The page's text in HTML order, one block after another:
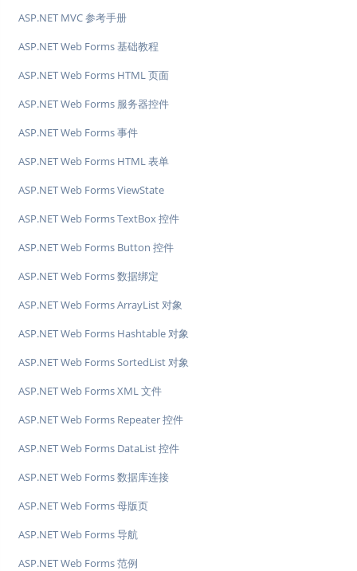
ASP.NET MVC 参考手册
ASP.NET Web Forms 基础教程
ASP.NET Web Forms HTML 页面
ASP.NET Web Forms 服务器控件
ASP.NET Web Forms 事件
ASP.NET Web Forms HTML 表单
ASP.NET Web Forms ViewState
ASP.NET Web Forms TextBox 控件
ASP.NET Web Forms Button 控件
ASP.NET Web Forms 数据绑定
ASP.NET Web Forms ArrayList 对象
ASP.NET Web Forms Hashtable 对象
ASP.NET Web Forms SortedList 对象
ASP.NET Web Forms XML 文件
ASP.NET Web Forms Repeater 控件
ASP.NET Web Forms DataList 控件
ASP.NET Web Forms 数据库连接
ASP.NET Web Forms 母版页
ASP.NET Web Forms 导航
ASP.NET Web Forms 范例